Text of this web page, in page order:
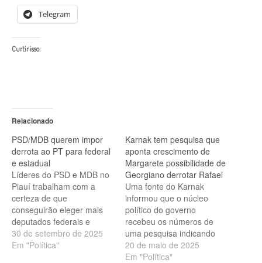
Telegram
Curtir isso:
Relacionado
PSD/MDB querem impor
derrota ao PT para federal
e estadual
Líderes do PSD e MDB no
Piauí trabalham com a
certeza de que
conseguirão eleger mais
deputados federais e
estaduais do que o PT,
segundo confidência de
30 de setembro de 2025
Em "Política"
Karnak tem pesquisa que
aponta crescimento de
Margarete possibilidade de
Georgiano derrotar Rafael
Uma fonte do Karnak
informou que o núcleo
político do governo
recebeu os números de
uma pesquisa indicando
que Margarete Coelho,
pré-candidata da oposição
20 de maio de 2025
Em "Política"